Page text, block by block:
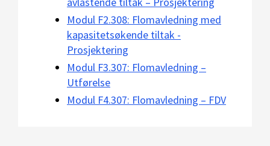
Modul F2.308: Flomavledning med
kapasitetsøkende tiltak -
Prosjektering
Modul F3.307: Flomavledning –
Utførelse
Modul F4.307: Flomavledning – FDV